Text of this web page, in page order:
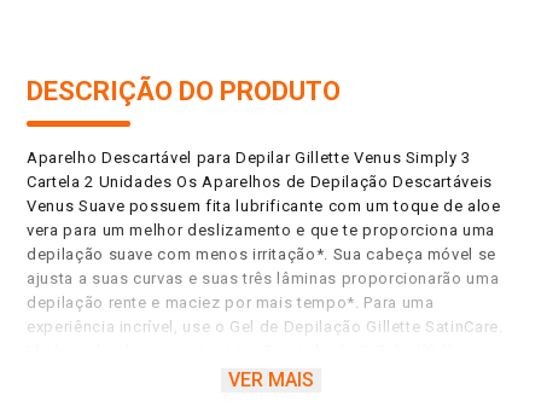
DESCRIÇÃO DO PRODUTO
Aparelho Descartável para Depilar Gillette Venus Simply 3
Cartela 2 Unidades Os Aparelhos de Depilação Descartáveis
Venus Suave possuem fita lubrificante com um toque de aloe
vera para um melhor deslizamento e que te proporciona uma
depilação suave com menos irritação*. Sua cabeça móvel se
ajusta a suas curvas e suas três lâminas proporcionarão uma
depilação rente e maciez por mais tempo*. Para uma
experiência incrível, use o Gel de Depilação Gillette SatinCare.
Gillette. Fita lubrificante com um toque de aloe vera para
VER MAIS